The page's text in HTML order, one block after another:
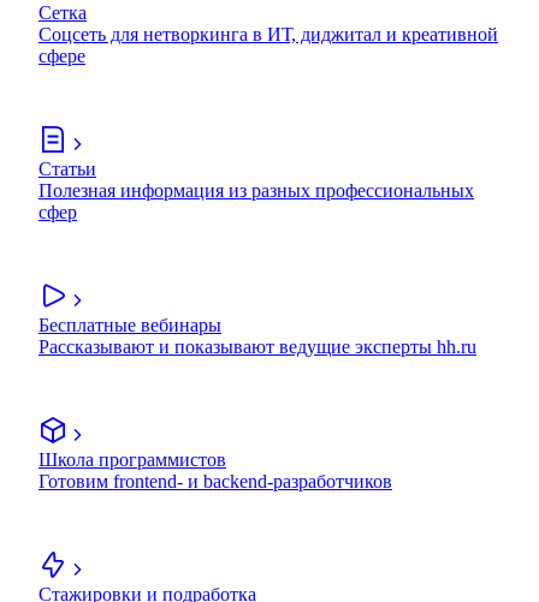
Сетка
Соцсеть для нетворкинга в ИТ, диджитал и креативной
сфере
Статьи
Полезная информация из разных профессиональных
сфер
Бесплатные вебинары
Рассказывают и показывают ведущие эксперты hh.ru
Школа программистов
Готовим frontend- и backend-разработчиков
Стажировки и подработка